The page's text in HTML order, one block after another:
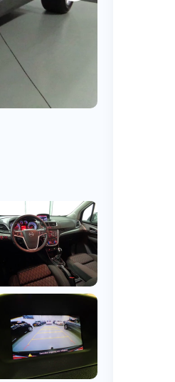
Leasevormen
Vragen over leasevormen